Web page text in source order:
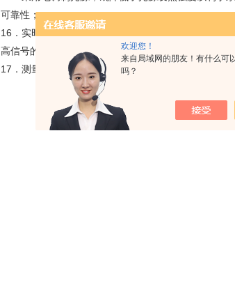
欢迎您！
来自局域网的朋友！有什么可
吗？
可靠性；
16．实时自动调零，仪器既采集光源发光时的信号，
高信号的长期稳定性；
17．测量精度高，使用了高精度24位AD检测芯片进